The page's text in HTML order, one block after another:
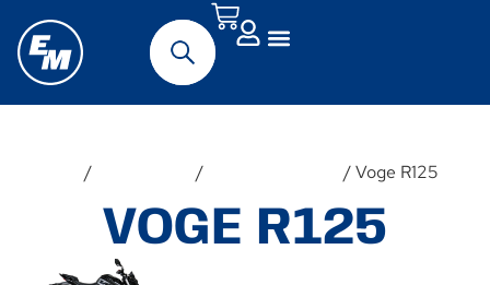
/ / / Voge R125
VOGE R125